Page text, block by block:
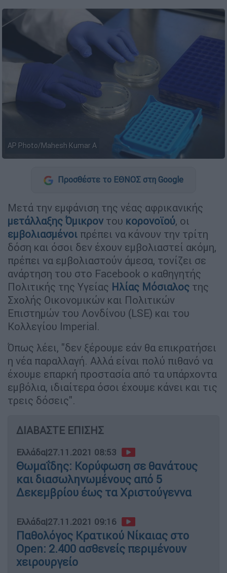
AP Photo/Mahesh Kumar A
Προσθέστε το ΕΘΝΟΣ στη Google
Μετά την εμφάνιση της νέας αφρικανικής
μετάλλαξης Όμικροντου κορονοϊού, οι
εμβολιασμένοι πρέπει να κάνουν την τρίτη
δόση και όσοι δεν έχουν εμβολιαστεί ακόμη,
πρέπει να εμβολιαστούν άμεσα, τονίζει σε
ανάρτηση του στο Facebook ο καθηγητής
Πολιτικής της Υγείας Ηλίας Μόσιαλος της
Σχολής Οικονομικών και Πολιτικών
Επιστημών του Λονδίνου (LSE) και του
Κολλεγίου Imperial.
Όπως λέει, "δεν ξέρουμε εάν θα επικρατήσει
η νέα παραλλαγή. Αλλά είναι πολύ πιθανό να
έχουμε επαρκή προστασία από τα υπάρχοντα
εμβόλια, ιδιαίτερα όσοι έχουμε κάνει και τις
τρεις δόσεις".
ΔΙΑΒΑΣΤΕ ΕΠΙΣΗΣ
Ελλάδα|27.11.2021 08:53
Θωμαΐδης: Κορύφωση σε θανάτους
και διασωληνωμένους από 5
Δεκεμβρίου έως τα Χριστούγεννα
Ελλάδα|27.11.2021 09:16
Παθολόγος Κρατικού Νίκαιας στο
Open: 2.400 ασθενείς περιμένουν
χειρουργείο